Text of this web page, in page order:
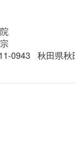
0943 秋田県秋